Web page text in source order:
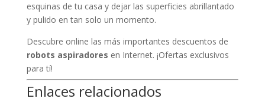
esquinas de tu casa y dejar las superficies abrillantado
y pulido en tan solo un momento.
Descubre online las más importantes descuentos de
robots aspiradores en Internet. ¡Ofertas exclusivos
para tí!
Enlaces relacionados